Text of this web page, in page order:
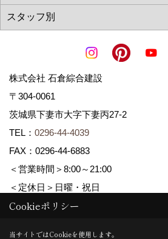
株式会社 石倉綜合建設
〒304-0061
茨城県下妻市大字下妻丙27-2
TEL： 0296-44-4039
FAX：0296-44-6883
＜営業時間＞8:00～21:00
＜定休日＞日曜・祝日
Copyright (c) ISIKURA-SOGOKENSETSU.
Cookieポリシー
当サイトではCookieを使用します。